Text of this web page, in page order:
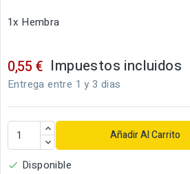
1x Hembra
0,55 € Impuestos incluidos
Entrega entre 1 y 3 dias
Añadir Al Carrito
 Disponible